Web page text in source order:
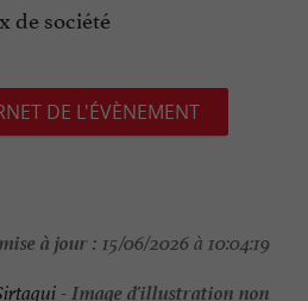
de société
DE L'ÉVÈNEMENT
à jour : 15/06/2026 à 10:04:19
-Image d'illustration non